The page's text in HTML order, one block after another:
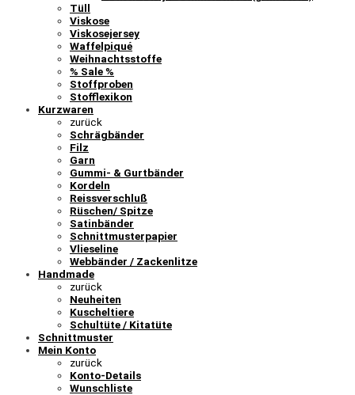
Tüll
Viskose
Viskosejersey
Waffelpiqué
Weihnachtsstoffe
% Sale %
Stoffproben
Stofflexikon
Kurzwaren
zurück
Schrägbänder
Filz
Garn
Gummi- & Gurtbänder
Kordeln
Reissverschluß
Rüschen/ Spitze
Satinbänder
Schnittmusterpapier
Vlieseline
Webbänder / Zackenlitze
Handmade
zurück
Neuheiten
Kuscheltiere
Schultüte / Kitatüte
Schnittmuster
Mein Konto
zurück
Konto-Details
Wunschliste